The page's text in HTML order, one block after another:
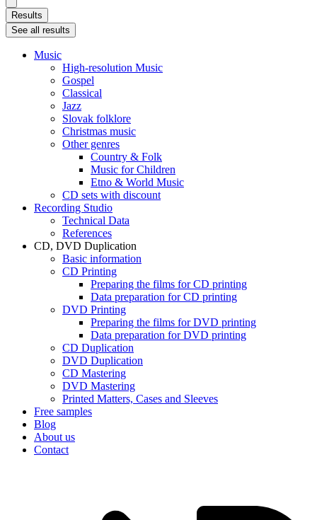
Results
See all results
Music
High-resolution Music
Gospel
Classical
Jazz
Slovak folklore
Christmas music
Other genres
Country & Folk
Music for Children
Etno & World Music
CD sets with discount
Recording Studio
Technical Data
References
CD, DVD Duplication
Basic information
CD Printing
Preparing the films for CD printing
Data preparation for CD printing
DVD Printing
Preparing the films for DVD printing
Data preparation for DVD printing
CD Duplication
DVD Duplication
CD Mastering
DVD Mastering
Printed Matters, Cases and Sleeves
Free samples
Blog
About us
Contact